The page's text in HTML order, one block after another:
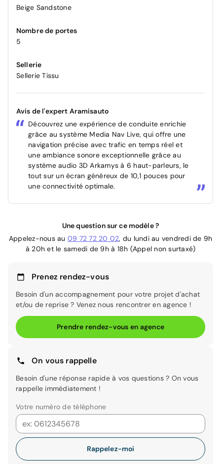
Beige Sandstone
Nombre de portes
5
Sellerie
Sellerie Tissu
Avis de l'expert Aramisauto
Découvrez une expérience de conduite enrichie
grâce au système Media Nav Live, qui offre une
navigation précise avec trafic en temps réel et
une ambiance sonore exceptionnelle grâce au
système audio 3D Arkamys à 6 haut-parleurs, le
tout sur un écran généreux de 10,1 pouces pour
une connectivité optimale.
Une question sur ce modèle ?
Appelez-nous au 09 72 72 20 02, du lundi au vendredi de 9h
à 20h et le samedi de 9h à 18h (Appel non surtaxé)
Prenez rendez-vous
Besoin d'un accompagnement pour votre projet d'achat
et/ou de reprise ? Venez nous rencontrer en agence !
Prendre rendez-vous en agence
On vous rappelle
Besoin d'une réponse rapide à vos questions ? On vous
rappelle immédiatement !
Votre numéro de téléphone
Rappelez-moi